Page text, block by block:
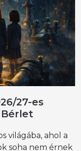
27-es
világába, ahol a
soha nem érnek